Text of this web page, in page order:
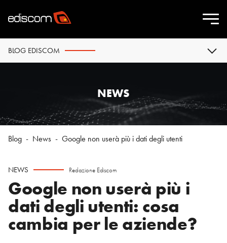
BLOG EDISCOM
NEWS
Blog - News - Google non userà più i dati degli utenti
NEWS Redazione Ediscom
Google non userà più i
dati degli utenti: cosa
cambia per le aziende?